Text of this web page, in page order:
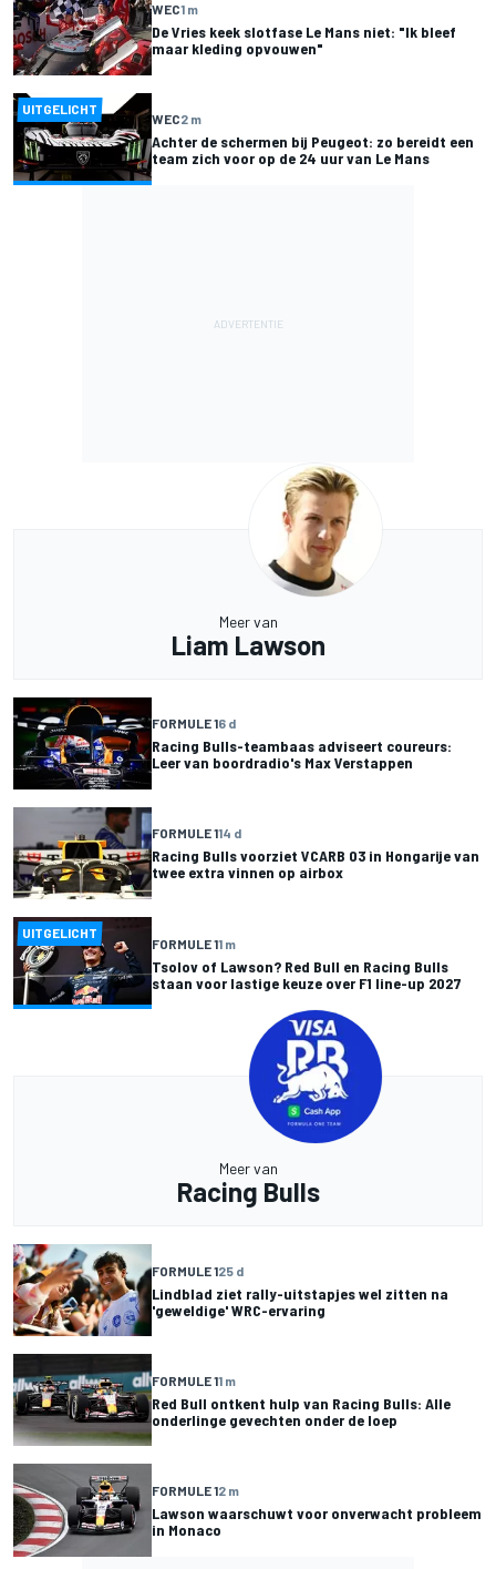
WEC1 m
De Vries keek slotfase Le Mans niet: "Ik bleef
maar kleding opvouwen"
UITGELICHT
WEC2 m
Achter de schermen bij Peugeot: zo bereidt een
team zich voor op de 24 uur van Le Mans
Meer van
Liam Lawson
FORMULE 16 d
Racing Bulls-teambaas adviseert coureurs:
Leer van boordradio's Max Verstappen
FORMULE 114 d
Racing Bulls voorziet VCARB 03 in Hongarije van
twee extra vinnen op airbox
UITGELICHT
FORMULE 11 m
Tsolov of Lawson? Red Bull en Racing Bulls
staan voor lastige keuze over F1 line-up 2027
Meer van
Racing Bulls
FORMULE 125 d
Lindblad ziet rally-uitstapjes wel zitten na
'geweldige' WRC-ervaring
FORMULE 11 m
Red Bull ontkent hulp van Racing Bulls: Alle
onderlinge gevechten onder de loep
FORMULE 12 m
Lawson waarschuwt voor onverwacht probleem
in Monaco